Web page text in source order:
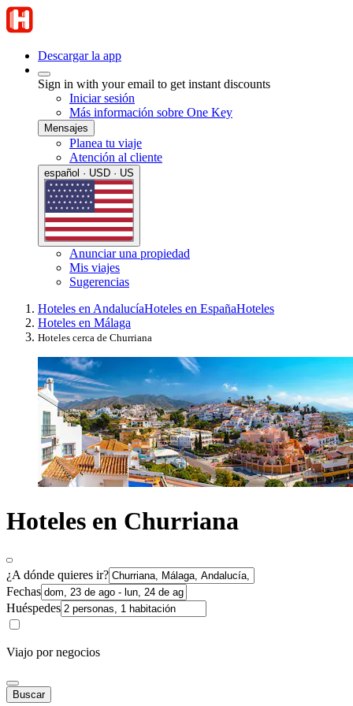
Descargar la app
Sign in with your email to get instant discounts
Iniciar sesión
Más información sobre One Key
Mensajes
Planea tu viaje
Atención al cliente
español · USD · US
Anunciar una propiedad
Mis viajes
Sugerencias
Hoteles en AndalucíaHoteles en EspañaHoteles
Hoteles en Málaga
Hoteles cerca de Churriana
Hoteles en Churriana
¿A dónde quieres ir?
Fechas
Huéspedes
Viajo por negocios
Buscar